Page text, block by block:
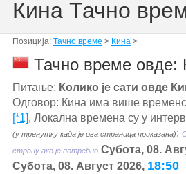
Кина Тачно
Позиција: Тачно време > Кина>
Тачно време овде:
Питање: Колико је сати овде
Одговор: Кина има више
[*1], Локална времена су у
(у тренутку када је ова страница приказана):
страну ако је потребно Субота, 08.
Субота, 08. Август 2026, 18:50